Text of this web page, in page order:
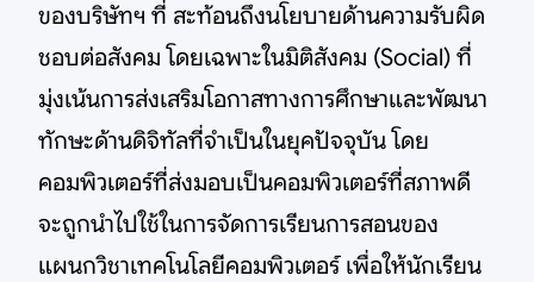
ของบริษัทฯ ที่ สะท้อนถึงนโยบายด้านความรับผิด
ชอบต่อสังคม โดยเฉพาะในมิติสังคม (Social) ที่
มุ่งเน้นการส่งเสริมโอกาสทางการศึกษาและพัฒนา
ทักษะด้านดิจิทัลที่จำเป็นในยุคปัจจุบัน โดย
คอมพิวเตอร์ที่ส่งมอบเป็นคอมพิวเตอร์ที่สภาพดี
จะถูกนำไปใช้ในการจัดการเรียนการสอนของ
แผนกวิชาเทคโนโลยีคอมพิวเตอร์ เพื่อให้นักเรียน